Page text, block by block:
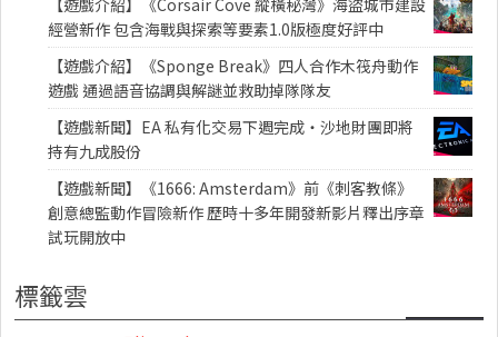
【遊戲介紹】《Corsair Cove 縱橫秘灣》海盜城市建設
經營新作 包含海戰與探索等要素1.0版極度好評中
【遊戲介紹】《Sponge Break》四人合作木筏舟動作
遊戲 通過語音協調與解謎並救助掉隊隊友
【遊戲新聞】EA 私有化交易下週完成・沙地財團即將
持有九成股份
【遊戲新聞】《1666: Amsterdam》前《刺客教條》
創意總監動作冒險新作 歷時十多年開發新影片釋出序章
試玩開放中
標籤雲